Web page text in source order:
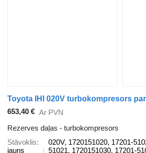
653,40 € Ar PVN
Rezerves daļas - turbokompresors
Stāvoklis
jauns
020V, 1720151020, 17201-
51021, 1720151030, 17201-